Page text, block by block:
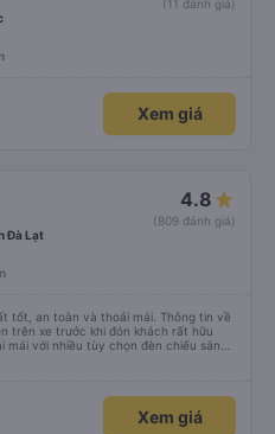
(11 đánh giá)
Xem giá
4.8
(809 đánh giá)
Đà Lạt
tốt, an toàn và thoải mái. Thông tin về
trên xe trước khi đón khách rất hữu
với nhiều tùy chọn đèn chiếu sáng
Nhân viên rất lịch sự và xe đến
Xem giá